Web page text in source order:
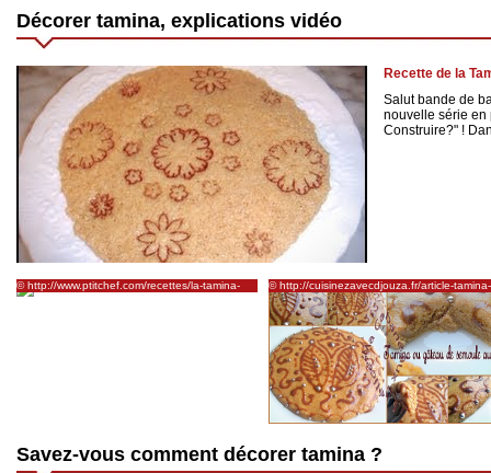
Décorer tamina, explications vidéo
Recette de la
Salut bande de
nouvelle série en
Construire?" !
© http://www.ptitchef.com/recettes/la-tamina-
bsissa-fid-837958
© http://cuisinezavecdjouza.fr/article-tamina-
67291823-html/
Savez-vous comment décorer tamina ?